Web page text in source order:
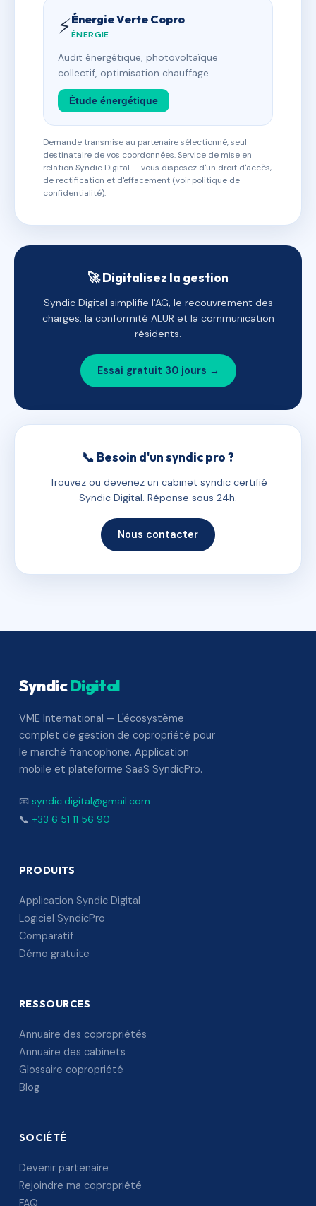
⚡Énergie Verte Copro
ÉNERGIE
Audit énergétique, photovoltaïque
collectif, optimisation chauffage.
Étude énergétique
Demande transmise au partenaire sélectionné, seul
destinataire de vos coordonnées. Service de mise en
relation Syndic Digital — vous disposez d'un droit d'accès,
de rectification et d'effacement (voir politique de
confidentialité).
🚀 Digitalisez la gestion
Syndic Digital simplifie l'AG, le recouvrement des
charges, la conformité ALUR et la communication
résidents.
Essai gratuit 30 jours →
📞 Besoin d'un syndic pro ?
Trouvez ou devenez un cabinet syndic certifié
Syndic Digital. Réponse sous 24h.
Nous contacter
SyndicDigital
VME International — L'écosystème
complet de gestion de copropriété pour
le marché francophone. Application
mobile et plateforme SaaS SyndicPro.
📧 syndic.digital@gmail.com
📞 +33 6 51 11 56 90
PRODUITS
Application Syndic Digital
Logiciel SyndicPro
Comparatif
Démo gratuite
RESSOURCES
Annuaire des copropriétés
Annuaire des cabinets
Glossaire copropriété
Blog
SOCIÉTÉ
Devenir partenaire
Rejoindre ma copropriété
FAQ